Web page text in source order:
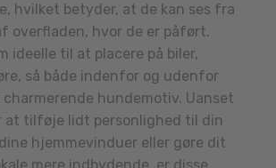
hvilket betyder, at de kan ses fra
overfladen, hvor de er påført.
ideelle til at placere på biler,
så både indenfor og udenfor
hundemotiv. Uanset
at tilføje lidt personlighed til din
hjemmevinduer eller gøre dit